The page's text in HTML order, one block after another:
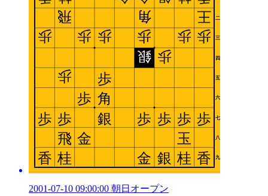
2001-07-10 09:00:00 朝日オープン